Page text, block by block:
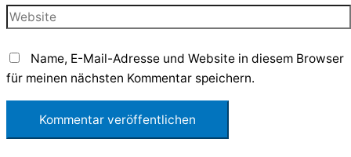
Adresse*
Website
Name, E-Mail-Adresse und Website in diesem Browser
für meinen nächsten Kommentar speichern.